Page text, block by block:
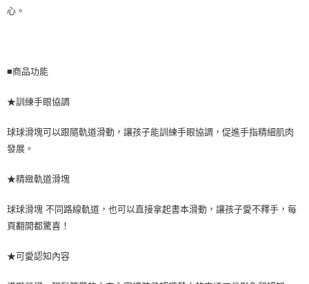
心。
■商品功能
★訓練手眼協調
球球滑塊可以跟隨軌道滑動，讓孩子能訓練手眼協調，促進手指精細肌肉
發展。
★精緻軌道滑塊
球球滑塊 不同路線軌道，也可以直接拿起書本滑動，讓孩子愛不釋手，每
頁翻開都驚喜！
★可愛認知內容